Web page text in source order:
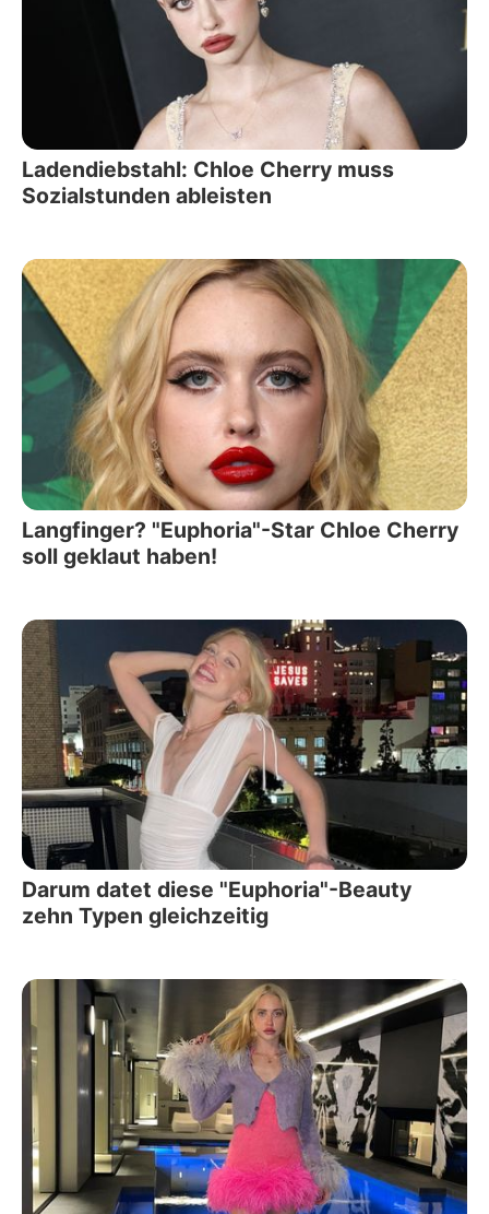
Ladendiebstahl: Chloe Cherry muss
Sozialstunden ableisten
Langfinger? "Euphoria"-Star Chloe Cherry
soll geklaut haben!
Darum datet diese "Euphoria"-Beauty
zehn Typen gleichzeitig